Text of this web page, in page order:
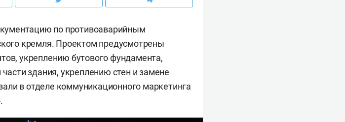
по противоаварийным
кремля. Проектом предусмотрены
укреплению бутового фундамента,
здания, укреплению стен и замене
в отделе коммуникационного маркетинга